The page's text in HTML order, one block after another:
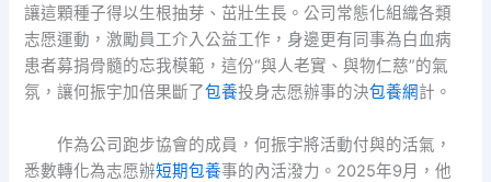
讓這顆種子得以生根抽芽、茁壯生長。公司常態化組織各類
志愿運動，激勵員工介入公益工作，身邊更有同事為白血病
患者募捐骨髓的忘我模範，這份“與人老實、與物仁慈”的氣
氛，讓何振宇加倍果斷了包養投身志愿辦事的決包養網計。
作為公司跑步協會的成員，何振宇將活動付與的活氣，
悉數轉化為志愿辦短期包養事的內活潑力。2025年9月，他